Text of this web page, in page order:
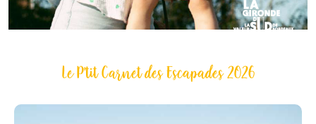
Le P'tit Carnet des Escapades 2026